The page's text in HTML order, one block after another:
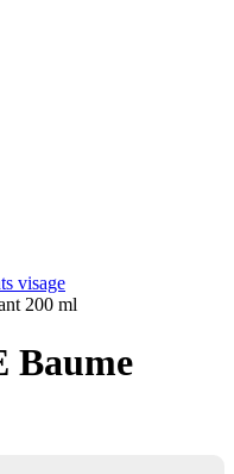
visage
200 ml
Baume